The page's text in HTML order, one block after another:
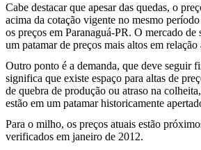
Cabe destacar que apesar das quedas, o
acima da cotação vigente no mesmo
os preços em Paranaguá-PR. O mercado de
um patamar de preços mais altos em relação
Outro ponto é a demanda, que deve seguir
significa que existe espaço para altas de
de quebra de produção ou atraso na
estão em um patamar historicamente
Para o milho, os preços atuais estão
verificados em janeiro de 2012.